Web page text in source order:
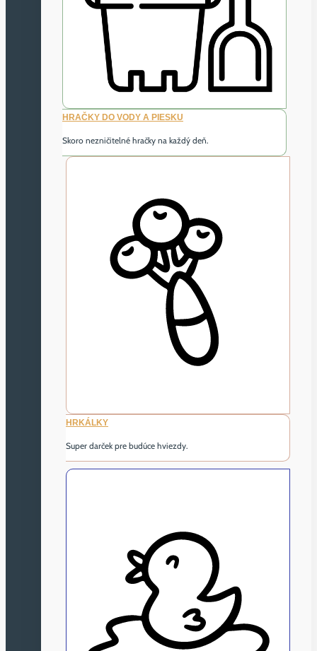
HRAČKY DO VODY A PIESKU
Skoro nezničitelné hračky na každý deň.
HRKÁLKY
Super darček pre budúce hviezdy.